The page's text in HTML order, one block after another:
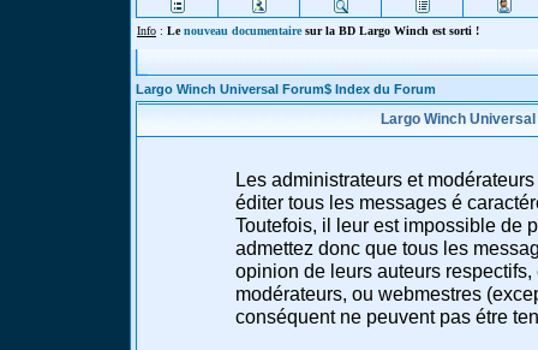
Info : Lenouveau documentairesur la BD Largo Winch est sorti !
Largo Winch Universal Forum$ Index du Forum
Largo Winch
Les administrateurs et
éditer tous les messages é
Toutefois, il leur est impossible de
admettez donc que tous les
opinion de leurs auteurs
modérateurs, ou webmestres
conséquent ne peuvent pas étre